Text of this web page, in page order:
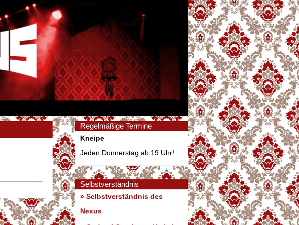
Regelmäßige Termine
Kneipe
Jeden Donnerstag ab 19 Uhr!
Selbstverständnis
» Selbstverständnis des
Nexus